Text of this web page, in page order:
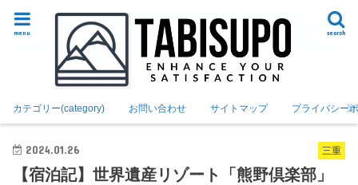
search
menu
カテゴリー(category) お問い合わせ サイトマップ プライバシー
言語切り替え
English
日本語
三重
2024.01.26
【宿泊記】世界遺産リゾート「熊野倶楽部」